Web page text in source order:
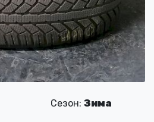
Сезон: Зима